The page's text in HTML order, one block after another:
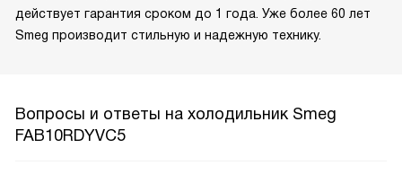
действует гарантия сроком до 1 года. Уже более 60 лет
Smeg производит стильную и надежную технику.
Вопросы и ответы на холодильник Smeg
FAB10RDYVC5